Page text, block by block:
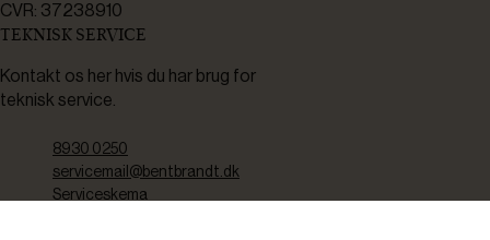
CVR: 37238910
TEKNISK SERVICE
Kontakt os her hvis du har brug for
teknisk service.
8930 0250
servicemail@bentbrandt.dk
Serviceskema